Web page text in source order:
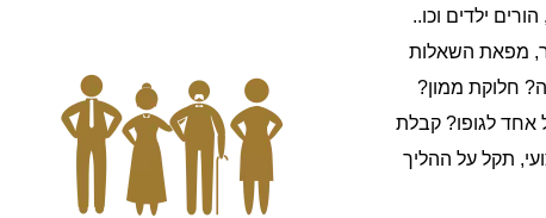
ילדים וכו..
מפאת השאלות
חלוקת ממון?
אחד לגופו? קבלת
תקל על ההליך